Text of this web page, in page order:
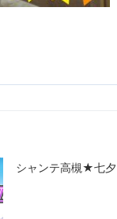
シャンテ高槻★七夕